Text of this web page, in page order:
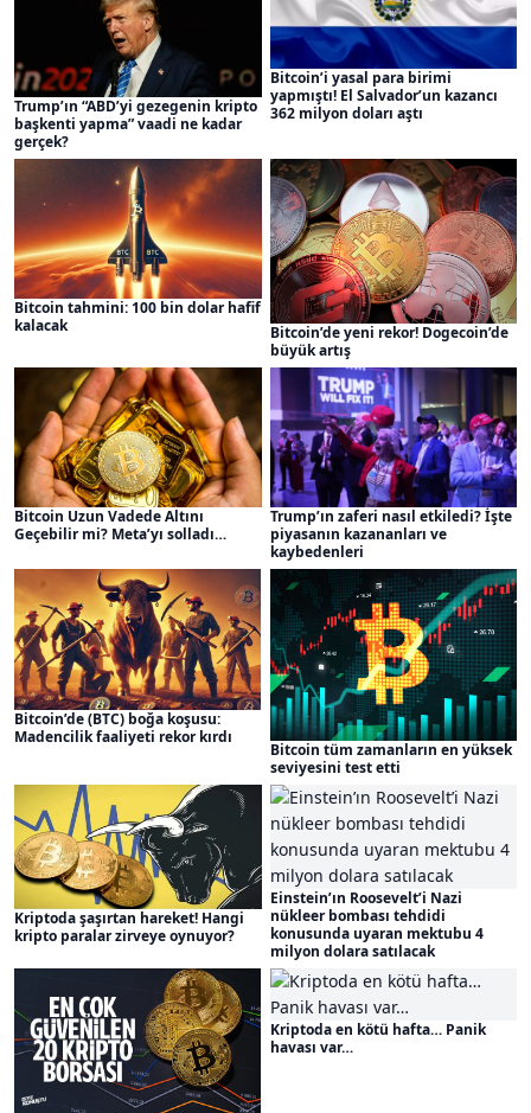
Trump’ın “ABD’yi gezegenin kripto
başkenti yapma” vaadi ne kadar
gerçek?
Bitcoin’i yasal para birimi
yapmıştı! El Salvador’un kazancı
362 milyon doları aştı
Bitcoin tahmini: 100 bin dolar hafif
kalacak
Bitcoin’de yeni rekor! Dogecoin’de
büyük artış
Bitcoin Uzun Vadede Altını
Geçebilir mi? Meta’yı solladı…
Trump’ın zaferi nasıl etkiledi? İşte
piyasanın kazananları ve
kaybedenleri
Bitcoin’de (BTC) boğa koşusu:
Madencilik faaliyeti rekor kırdı
Bitcoin tüm zamanların en yüksek
seviyesini test etti
Kriptoda şaşırtan hareket! Hangi
kripto paralar zirveye oynuyor?
Einstein’ın Roosevelt’i Nazi
nükleer bombası tehdidi
konusunda uyaran mektubu 4
milyon dolara satılacak
Kriptoda en kötü hafta… Panik
havası var…